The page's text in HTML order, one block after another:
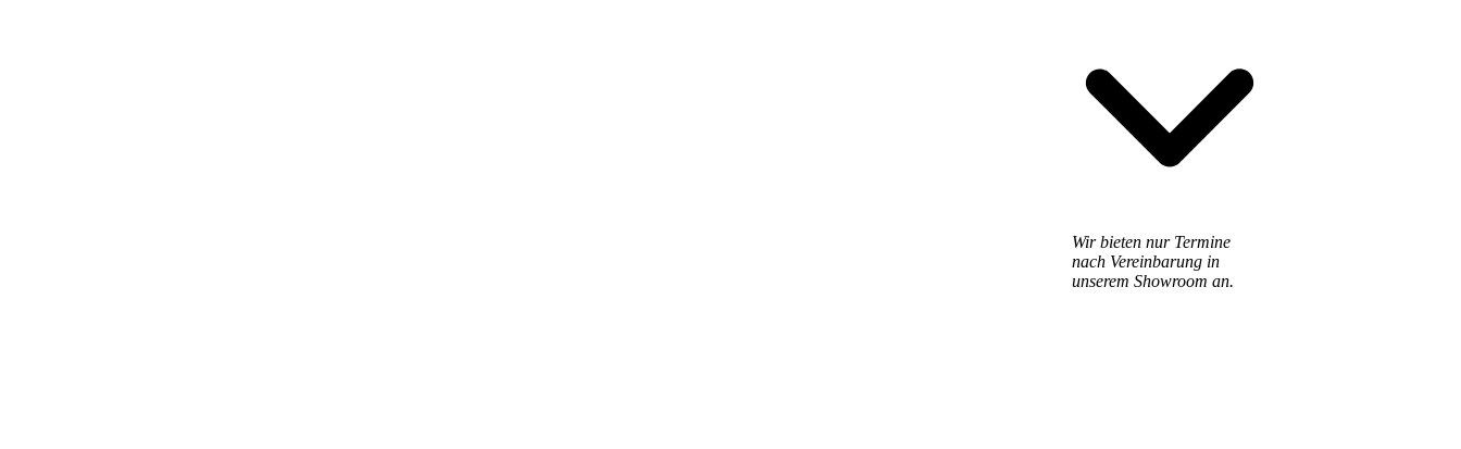
Wir bieten nur Termine
nach Vereinbarung in
unserem Showroom an.